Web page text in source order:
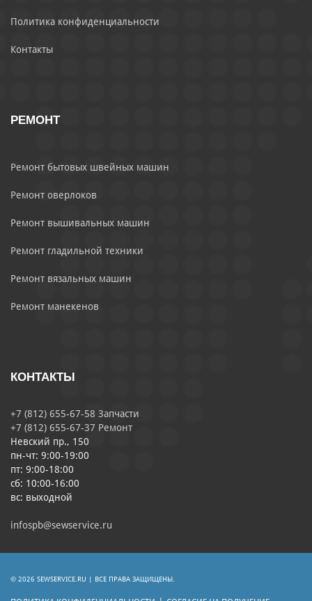
Политика конфиденциальности
Контакты
РЕМОНТ
Ремонт бытовых швейных машин
Ремонт оверлоков
Ремонт вышивальных машин
Ремонт гладильной техники
Ремонт вязальных машин
Ремонт манекенов
КОНТАКТЫ
+7 (812) 655-67-58 Запчасти
+7 (812) 655-67-37 Ремонт
Невский пр., 150
пн-чт: 9:00-19:00
пт: 9:00-18:00
сб: 10:00-16:00
вс: выходной
infospb@sewservice.ru
© 2026 SEWSERVICE.RU | ВСЕ ПРАВА ЗАЩИЩЕНЫ.